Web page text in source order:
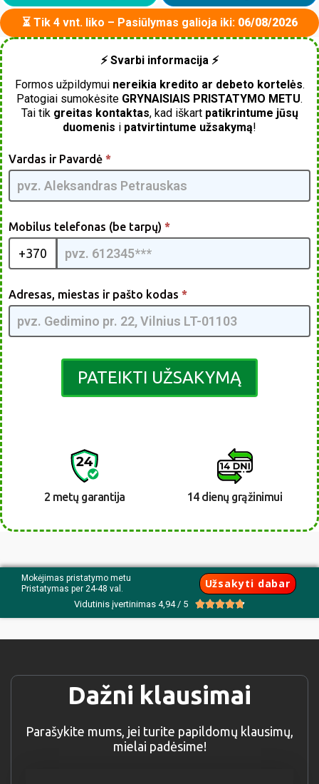
⏳ Tik 4 vnt. liko – Pasiūlymas galioja iki: 06/08/2026
⚡ Svarbi informacija ⚡
Formos užpildymui nereikia kredito ar debeto kortelės.
Patogiai sumokėsite GRYNAISIAIS PRISTATYMO METU.
Tai tik greitas kontaktas, kad iškart patikrintume jūsų
duomenis i patvirtintume užsakymą!
Brushcutter
Pro [LT] -
GpmQMIA |
04
Vardas ir Pavardė *
Mobilus telefonas (be tarpų) *
+370
Adresas, miestas ir pašto kodas *
PATEIKTI UŽSAKYMĄ
2 metų garantija 14 dienų grąžinimui
Mokėjimas pristatymo metu
Pristatymas per 24-48 val.
Užsakyti dabar
Vidutinis įvertinimas 4,94 / 5 
Dažni klausimai
Parašykite mums, jei turite papildomų klausimų,
mielai padėsime!